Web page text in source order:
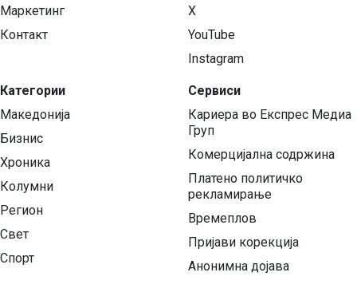
Маркетинг
Контакт
Категории
Македонија
Бизнис
Хроника
Колумни
Регион
Свет
Спорт
X
YouTube
Instagram
Сервиси
Кариера во Експрес Медиа
Груп
Комерцијална содржина
Платено политичко
рекламирање
Времеплов
Пријави корекција
Анонимна дојава